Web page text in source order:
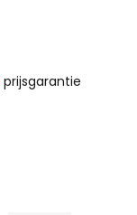
prijsgarantie